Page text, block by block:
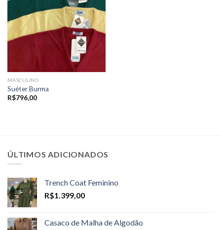
MASCULINO
Suéter Burma
R$796,00
ÚLTIMOS ADICIONADOS
Trench Coat Feminino
R$1.399,00
Casaco de Malha de Algodão